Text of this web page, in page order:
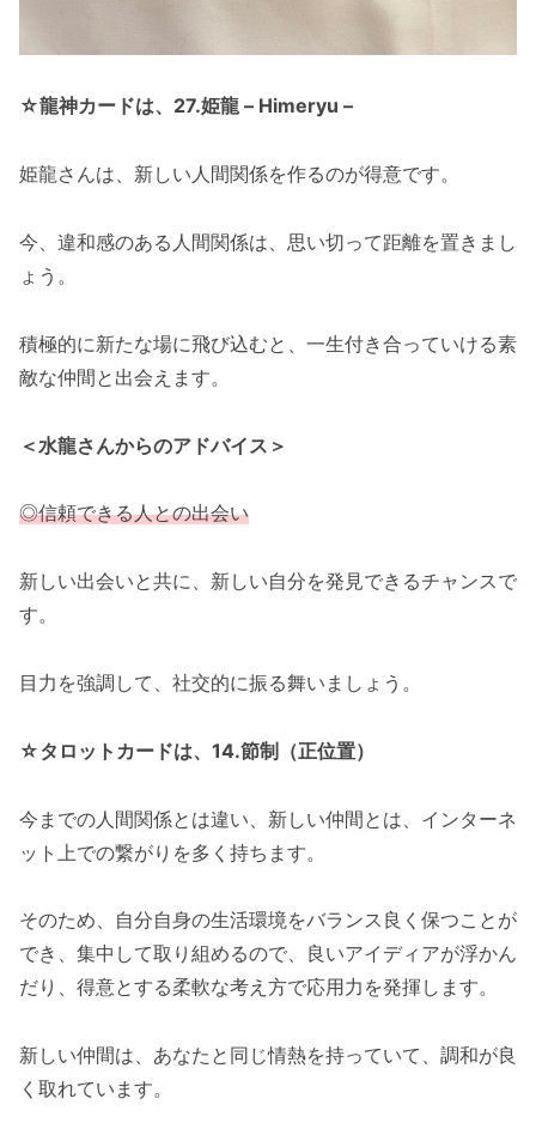
☆龍神カードは、27.姫龍 – Himeryu –
姫龍さんは、新しい人間関係を作るのが得意です。
今、違和感のある人間関係は、思い切って距離を置きまし
ょう。
積極的に新たな場に飛び込むと、一生付き合っていける素
敵な仲間と出会えます。
＜水龍さんからのアドバイス＞
◎信頼できる人との出会い
新しい出会いと共に、新しい自分を発見できるチャンスで
す。
目力を強調して、社交的に振る舞いましょう。
☆タロットカードは、14.節制（正位置）
今までの人間関係とは違い、新しい仲間とは、インターネ
ット上での繋がりを多く持ちます。
そのため、自分自身の生活環境をバランス良く保つことが
でき、集中して取り組めるので、良いアイディアが浮かん
だり、得意とする柔軟な考え方で応用力を発揮します。
新しい仲間は、あなたと同じ情熱を持っていて、調和が良
く取れています。